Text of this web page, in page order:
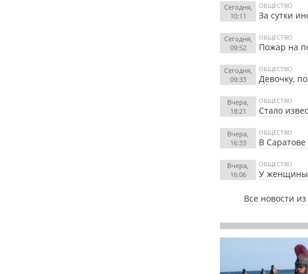
Сегодня,
10:11
ОБЩЕСТВО
За сутки
Сегодня,
09:52
ОБЩЕСТВО
Пожар на
Сегодня,
09:33
ОБЩЕСТВО
Девочку,
Вчера,
18:21
ОБЩЕСТВО
Стало
Вчера,
16:33
ОБЩЕСТВО
В
Вчера,
16:06
ОБЩЕСТВО
У женщины
Все новости